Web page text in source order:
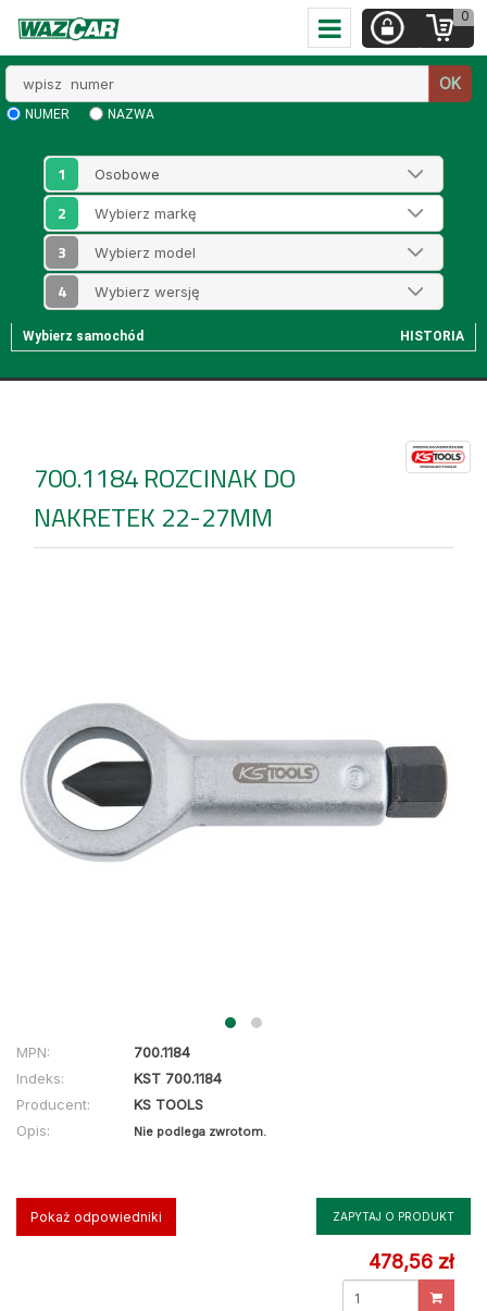
0
numer
OK
NUMER NAZWA
1
2
3
4
Wybierz samochód HISTORIA
700.1184ROZCINAK DO
NAKRETEK 22-27MM
MPN:
700.1184
Indeks:
KST 700.1184
Producent:
KS TOOLS
Opis:
Nie podlega zwrotom.
Pokaż odpowiedniki ZAPYTAJ O PRODUKT
478,56 zł